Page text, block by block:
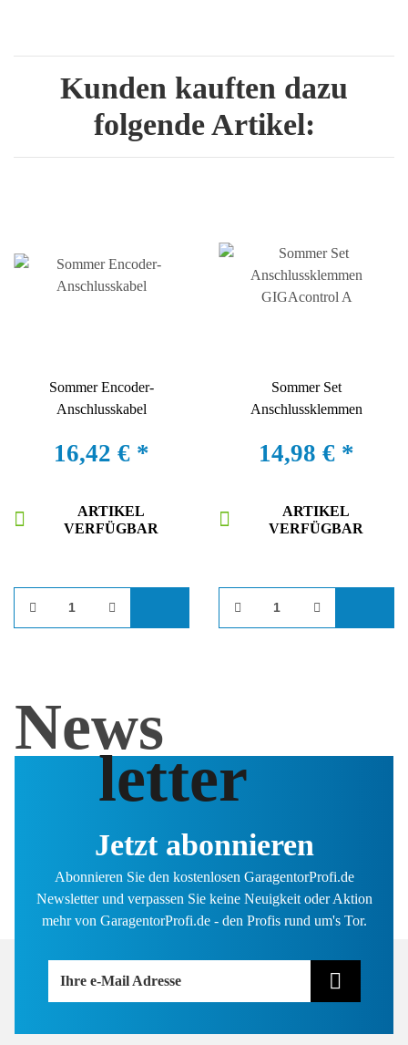
Kunden kauften dazu
folgende Artikel:
Sommer Encoder-
Anschlusskabel
16,42 € *
ARTIKEL
VERFÜGBAR
Sommer Set
Anschlussklemmen
14,98 € *
ARTIKEL
VERFÜGBAR
News
letter
Jetzt abonnieren
Abonnieren Sie den kostenlosen GaragentorProfi.de
Newsletter und verpassen Sie keine Neuigkeit oder Aktion
mehr von GaragentorProfi.de - den Profis rund um's Tor.
Ihre e-Mail Adresse